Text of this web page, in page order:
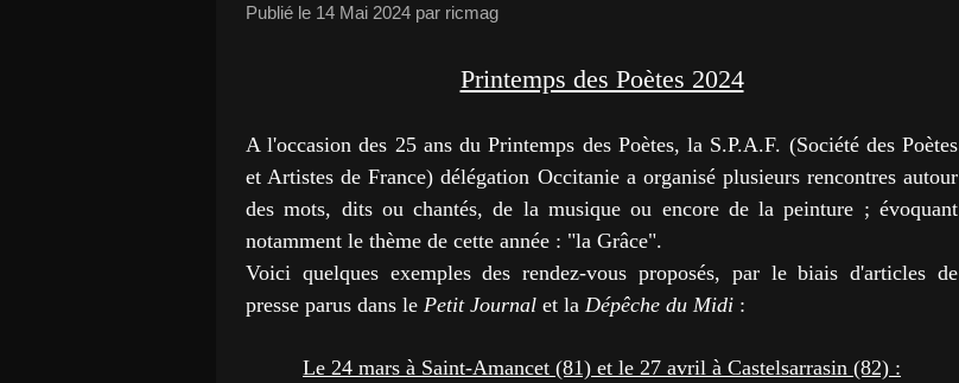
Publié le 14 Mai 2024 par ricmag
Printemps des Poètes 2024
A l'occasion des 25 ans du Printemps des Poètes, la S.P.A.F. (Société des Poètes
et Artistes de France) délégation Occitanie a organisé plusieurs rencontres autour
des mots, dits ou chantés, de la musique ou encore de la peinture ; évoquant
notamment le thème de cette année : "la Grâce".
Voici quelques exemples des rendez-vous proposés, par le biais d'articles de
presse parus dans le Petit Journal et la Dépêche du Midi :
Le 24 mars à Saint-Amancet (81) et le 27 avril à Castelsarrasin (82) :